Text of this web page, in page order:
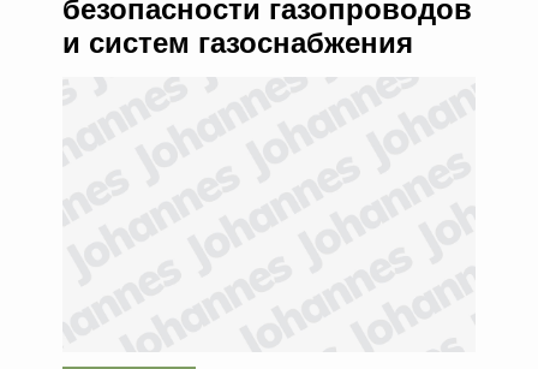
безопасности газопроводов
и систем газоснабжения